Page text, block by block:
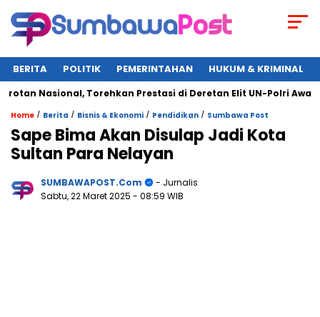
BERITA POLITIK PEMERINTAHAN HUKUM & KRIMINAL
Nasional, Torehkan Prestasi di Deretan Elit UN-Polri Award
Home / Berita / Bisnis & Ekonomi / Pendidikan / Sumbawa Post
Sape Bima Akan Disulap Jadi Kota
Sultan Para Nelayan
SUMBAWAPOST.com
- Jurnalis
Sabtu, 22 Maret 2025 - 08:59 WIB